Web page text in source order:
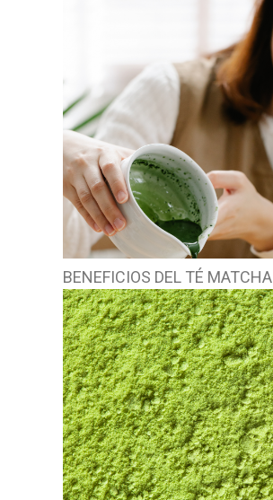
BENEFICIOS DEL TÉ MATCHA